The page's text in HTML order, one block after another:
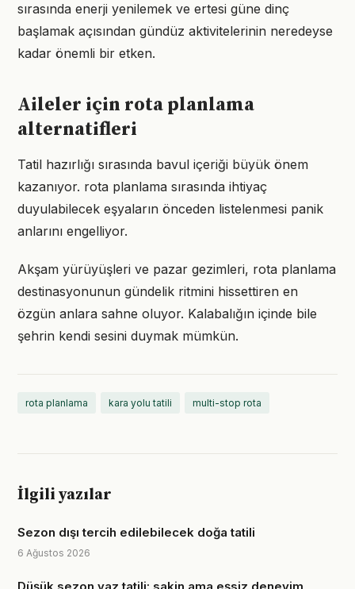
sırasında enerji yenilemek ve ertesi güne dinç
başlamak açısından gündüz aktivitelerinin neredeyse
kadar önemli bir etken.
Aileler için rota planlama
alternatifleri
Tatil hazırlığı sırasında bavul içeriği büyük önem
kazanıyor. rota planlama sırasında ihtiyaç
duyulabilecek eşyaların önceden listelenmesi panik
anlarını engelliyor.
Akşam yürüyüşleri ve pazar gezimleri, rota planlama
destinasyonunun gündelik ritmini hissettiren en
özgün anlara sahne oluyor. Kalabalığın içinde bile
şehrin kendi sesini duymak mümkün.
rota planlama kara yolu tatili multi-stop rota
İlgili yazılar
Sezon dışı tercih edilebilecek doğa tatili
6 Ağustos 2026